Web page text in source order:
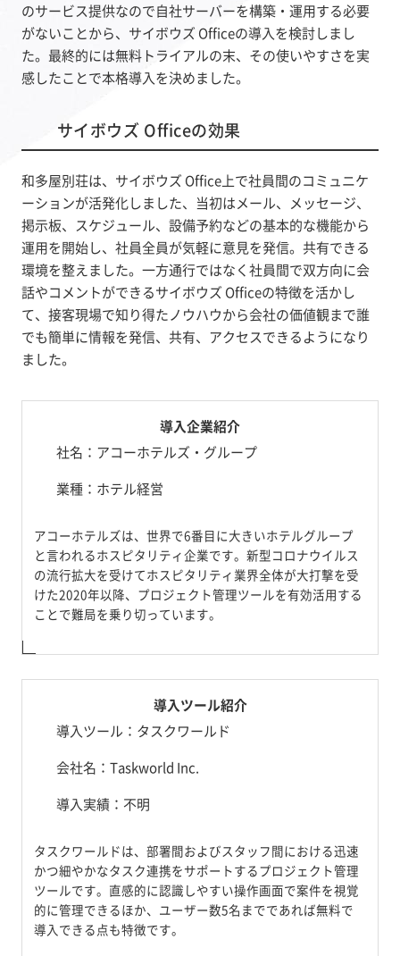
のサービス提供なので自社サーバーを構築・運用する必要
がないことから、サイボウズ Officeの導入を検討しまし
た。最終的には無料トライアルの末、その使いやすさを実
感したことで本格導入を決めました。
サイボウズ Officeの効果
和多屋別荘は、サイボウズ Office上で社員間のコミュニケ
ーションが活発化しました、当初はメール、メッセージ、
掲示板、スケジュール、設備予約などの基本的な機能から
運用を開始し、社員全員が気軽に意見を発信。共有できる
環境を整えました。一方通行ではなく社員間で双方向に会
話やコメントができるサイボウズ Officeの特徴を活かし
て、接客現場で知り得たノウハウから会社の価値観まで誰
でも簡単に情報を発信、共有、アクセスできるようになり
ました。
導入企業紹介
社名：アコーホテルズ・グループ
業種：ホテル経営
アコーホテルズは、世界で6番目に大きいホテルグループ
と言われるホスピタリティ企業です。新型コロナウイルス
の流行拡大を受けてホスピタリティ業界全体が大打撃を受
けた2020年以降、プロジェクト管理ツールを有効活用する
ことで難局を乗り切っています。
導入ツール紹介
導入ツール：タスクワールド
会社名：Taskworld Inc.
導入実績：不明
タスクワールドは、部署間およびスタッフ間における迅速
かつ細やかなタスク連携をサポートするプロジェクト管理
ツールです。直感的に認識しやすい操作画面で案件を視覚
的に管理できるほか、ユーザー数5名までであれば無料で
導入できる点も特徴です。